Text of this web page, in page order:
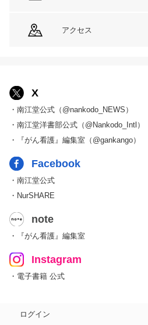
アクセス
X
・南江堂公式（@nankodo_NEWS）
・南江堂洋書部公式（@Nankodo_Intl）
・『がん看護』編集室（@gankango）
Facebook
・南江堂公式
・NurSHARE
note
・『がん看護』編集室
Instagram
・電子書籍 公式
ログイン